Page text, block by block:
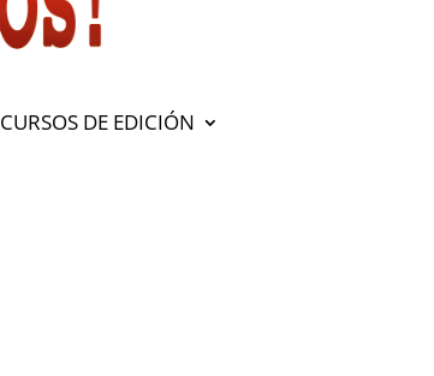
CURSOS DE EDICIÓN